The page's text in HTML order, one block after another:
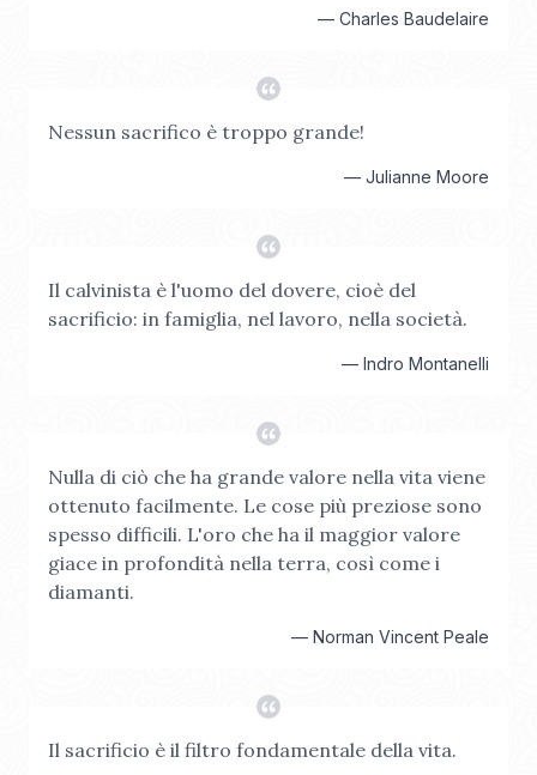
— Charles Baudelaire
Nessun sacrifico è troppo grande!
— Julianne Moore
Il calvinista è l'uomo del dovere, cioè del
sacrificio: in famiglia, nel lavoro, nella società.
— Indro Montanelli
Nulla di ciò che ha grande valore nella vita viene
ottenuto facilmente. Le cose più preziose sono
spesso difficili. L'oro che ha il maggior valore
giace in profondità nella terra, così come i
diamanti.
— Norman Vincent Peale
Il sacrificio è il filtro fondamentale della vita.